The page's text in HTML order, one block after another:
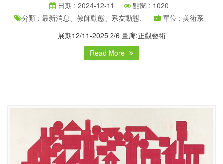
日期 : 2024-12-11
點閱 : 1020
分類 : 最新消息、教師動態、系友動態、
單位 : 美術系
展期12/11-2025 2/6 畫廊:正觀藝術
Read More